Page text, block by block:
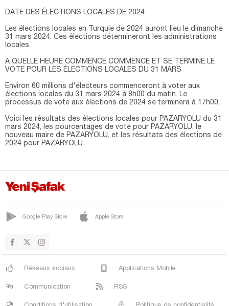
DATE DES ÉLECTIONS LOCALES DE 2024
Les élections locales en Turquie de 2024 auront lieu le dimanche
31 mars 2024. Ces élections détermineront les administrations
locales.
A QUELLE HEURE COMMENCE COMMENCE ET SE TERMINE LE
VOTE POUR LES ÉLECTIONS LOCALES DU 31 MARS
Environ 60 millions d'électeurs commenceront à voter aux
élections locales du 31 mars 2024 à 8h00 du matin. Le
processus de vote aux élections de 2024 se terminera à 17h00.
Voici les résultats des élections locales pour PAZARYOLU du 31
mars 2024, les pourcentages de vote pour PAZARYOLU, le
nouveau maire de PAZARYOLU, et les résultats des élections de
2024 pour PAZARYOLU.
Google Play Store Apple Store
Réseaux sociaux Applications Mobile
Communication RSS